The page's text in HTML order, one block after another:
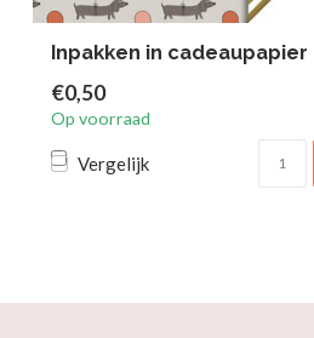
Inpakken in cadeaupapier
€0,50
Op voorraad
Vergelijk